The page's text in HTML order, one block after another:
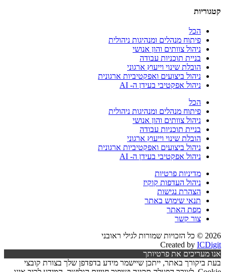
קטגוריות
הכל
פיתוח מנהלים ומנהיגות ניהולית
ניהול צוותים והון אנושי
בניית תוכניות עבודה
הובלת שינוי וייעוץ ארגוני
ניהול ביצועים ואפקטיביות ארגונית
ניהול אפקטיבי בעידן ה- AI
הכל
פיתוח מנהלים ומנהיגות ניהולית
ניהול צוותים והון אנושי
בניית תוכניות עבודה
הובלת שינוי וייעוץ ארגוני
ניהול ביצועים ואפקטיביות ארגונית
ניהול אפקטיבי בעידן ה- AI
מדיניות פרטיות
ניהול העדפות קוקיז
הצהרת נגישות
תנאי שימוש באתר
מפת האתר
צור קשר
2026 © כל הזכויות שמורות לגילי ראובני
Created by ICDigit
אנו מעריכים את פרטיותך
בעת ביקורך באתר, ייתכן שיישמר מידע בדפדפן שלך בצורת קובצי